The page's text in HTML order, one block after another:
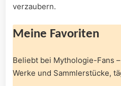
verzaubern.
Meine Favoriten
Beliebt bei Mythologie-Fans
Werke und Sammlerstücke,